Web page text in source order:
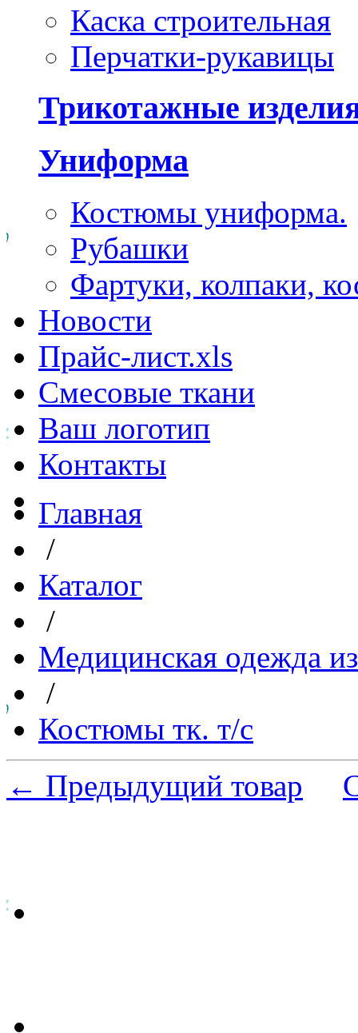
Каска строительная
Перчатки-рукавицы
Трикотажные
Униформа
Костюмы униформа.
Рубашки
Фартуки, колпаки,
Новости
Прайс-лист.xls
Смесовые ткани
Ваш логотип
Контакты
Главная
/
Каталог
/
Медицинская одежда
/
Костюмы тк. т/с
← Предыдущий товар